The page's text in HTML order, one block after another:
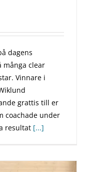
dagens
många clear
Vinnare i
grattis till er
coachade under
resultat [...]